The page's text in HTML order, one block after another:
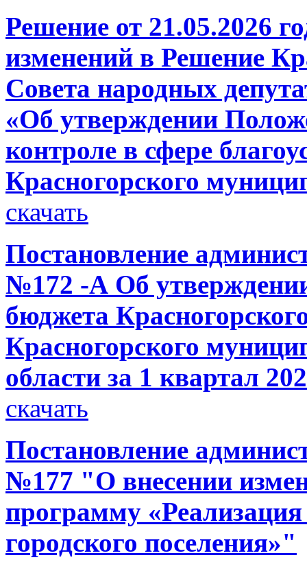
Решение от 21.05.2026
изменений в Решение
Совета народных
«Об утверждении
контроле в сфере
Красногорского
скачать
Постановление
№172 -А Об
бюджета
Красногорского
области за 1 квартал
скачать
Постановление
№177 "О внесении
программу
городского поселения»"